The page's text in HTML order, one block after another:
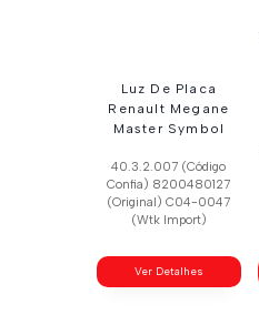
Luz De Placa
Renault Megane
Master Symbol
40.3.2.007 (Código
Confia) 8200480127
(Original) C04-0047
(Wtk Import)
Ver Detalhes